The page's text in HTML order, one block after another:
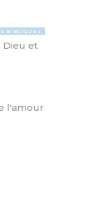
BIBLIQUES
Dieu et
l'amour